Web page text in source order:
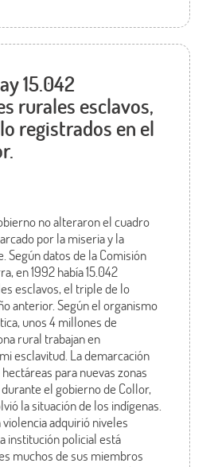
15.042
rurales esclavos,
registrados en el
no alteraron el cuadro
por la miseria y la
Según datos de la Comisión
en 1992 había 15.042
esclavos, el triple de lo
anterior. Según el organismo
unos 4 millones de
rural trabajan en
esclavitud. La demarcación
para nuevas zonas
el gobierno de Collor,
la situación de los indígenas.
violencia adquirió niveles
institución policial está
muchos de sus miembros